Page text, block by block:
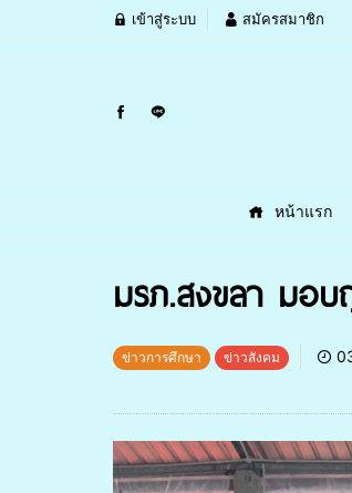
เข้าสู่ระบบ สมัครสมาชิก
หน้าแรก
มรภ.สงขลา มอบ
ข่าวการศึกษา ข่าวสังคม